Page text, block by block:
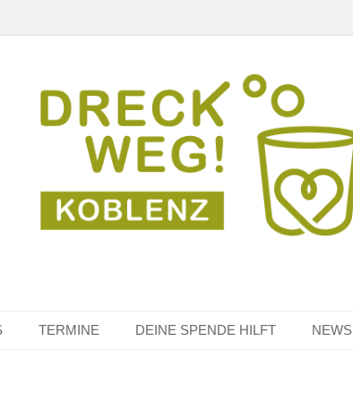
TERMINE DEINE SPENDE HILFT NEWS